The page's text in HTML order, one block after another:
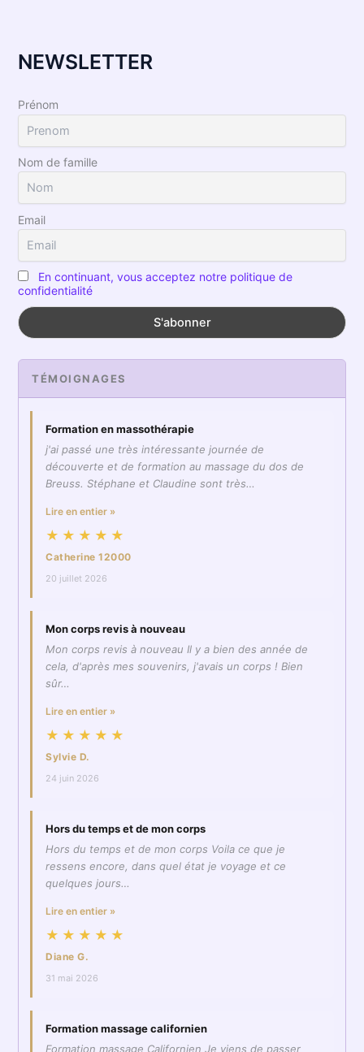
NEWSLETTER
Prénom
Nom de famille
Email
En continuant, vous acceptez notre politique de
confidentialité
TÉMOIGNAGES
Formation en massothérapie
j'ai passé une très intéressante journée de
découverte et de formation au massage du dos de
Breuss. Stéphane et Claudine sont très…
Lire en entier »
★★★★★
Catherine 12000
20 juillet 2026
Mon corps revis à nouveau
Mon corps revis à nouveau Il y a bien des année de
cela, d'après mes souvenirs, j'avais un corps ! Bien
sûr…
Lire en entier »
★★★★★
Sylvie D.
24 juin 2026
Hors du temps et de mon corps
Hors du temps et de mon corps Voila ce que je
ressens encore, dans quel état je voyage et ce
quelques jours…
Lire en entier »
★★★★★
Diane G.
31 mai 2026
Formation massage californien
Formation massage Californien Je viens de passer